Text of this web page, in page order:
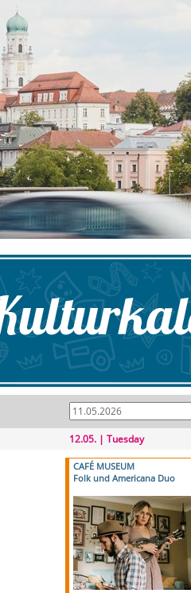
12.05. | Tuesday
CAFÉ MUSEUM
Folk und Americana Duo